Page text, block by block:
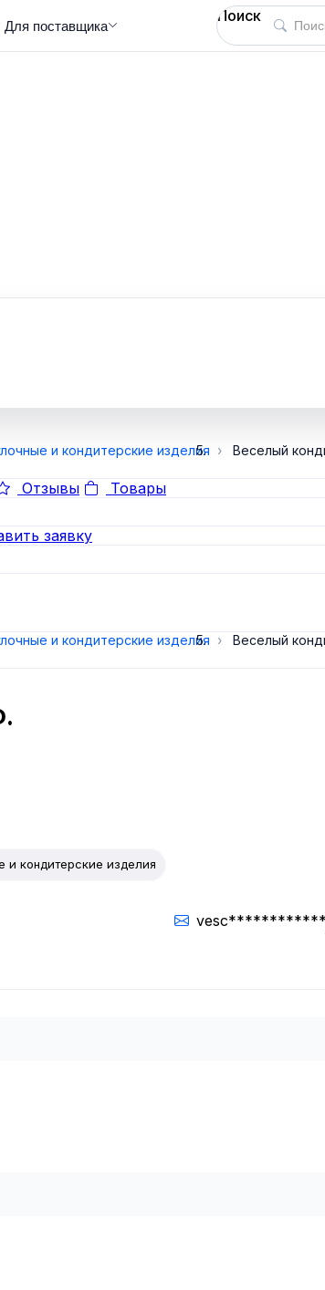
Для поставщика
Поиск
и кондитерские изделия Веселый
Отзывы Товары
заявку
и кондитерские изделия Веселый
и кондитерские изделия
vesc************